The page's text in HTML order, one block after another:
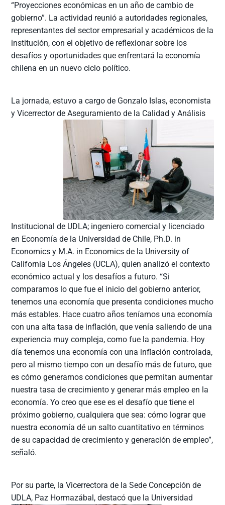
“Proyecciones económicas en un año de cambio de
gobierno”. La actividad reunió a autoridades regionales,
representantes del sector empresarial y académicos de la
institución, con el objetivo de reflexionar sobre los
desafíos y oportunidades que enfrentará la economía
chilena en un nuevo ciclo político.
La jornada, estuvo a cargo de Gonzalo Islas, economista
y Vicerrector de Aseguramiento de la Calidad y Análisis
Institucional de UDLA; ingeniero comercial y licenciado
en Economía de la Universidad de Chile, Ph.D. in
Economics y M.A. in Economics de la University of
California Los Ángeles (UCLA), quien analizó el contexto
económico actual y los desafíos a futuro. “Si
comparamos lo que fue el inicio del gobierno anterior,
tenemos una economía que presenta condiciones mucho
más estables. Hace cuatro años teníamos una economía
con una alta tasa de inflación, que venía saliendo de una
experiencia muy compleja, como fue la pandemia. Hoy
día tenemos una economía con una inflación controlada,
pero al mismo tiempo con un desafío más de futuro, que
es cómo generamos condiciones que permitan aumentar
nuestra tasa de crecimiento y generar más empleo en la
economía. Yo creo que ese es el desafío que tiene el
próximo gobierno, cualquiera que sea: cómo lograr que
nuestra economía dé un salto cuantitativo en términos
de su capacidad de crecimiento y generación de empleo”,
señaló.
Por su parte, la Vicerrectora de la Sede Concepción de
UDLA, Paz Hormazábal, destacó que la Universidad